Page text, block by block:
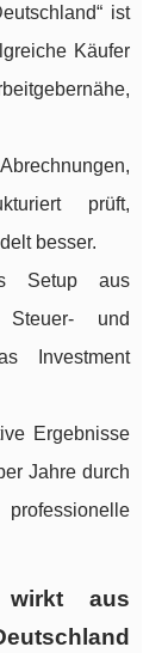
ist
Käufer
prüft,
besser.
Setup aus
und
Investment
Ergebnisse
Jahre durch
wirkt aus